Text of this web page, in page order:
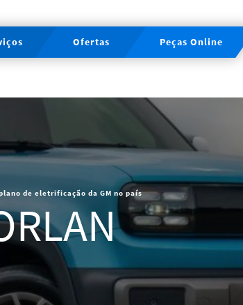
Ofertas Peças Online
de eletrificação da GM no país